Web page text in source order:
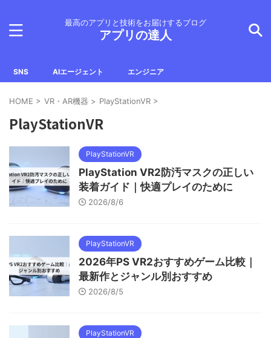
最高のアプリと技術をお届けするブログ
アプリの達人
SNS AIエージェント エンジニア
HOME > VR・AR機器 > PlayStationVR >
PlayStationVR
PlayStationVR
PlayStation VR2防汚マスクの正しい
装着ガイド｜快適プレイのために
2026/8/6
PlayStationVR
2026年PS VR2おすすめゲーム比較｜
最新作とジャンル別おすすめ
2026/8/5
PlayStationVR